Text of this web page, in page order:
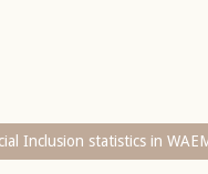
Inclusion statistics in